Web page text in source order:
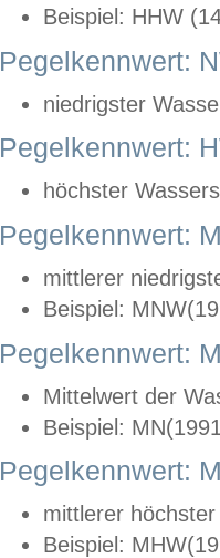
Beispiel: HHW
Pegelkennwert:
niedrigster
Pegelkennwert:
höchster
Pegelkennwert:
mittlerer
Beispiel:
Pegelkennwert:
Mittelwert der
Beispiel:
Pegelkennwert:
mittlerer
Beispiel: